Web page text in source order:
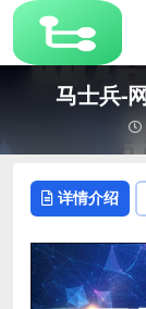
马士兵-
详情介绍